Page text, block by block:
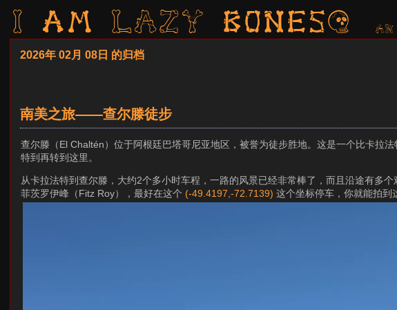
I am LAZY bones?
2026年 02月 08日 的归档
南美之旅——查尔滕徒步
查尔滕（El Chaltén）位于阿根廷巴塔哥尼亚地区，被誉为徒步胜地。这是一个比卡拉
特到再转到这里。
从卡拉法特到查尔滕，大约2个多小时车程，一路的风景已经非常棒了，而且沿途有多
菲茨罗伊峰（Fitz Roy），最好在这个 (-49.4197,-72.7139)这个坐标停车，你就能拍到